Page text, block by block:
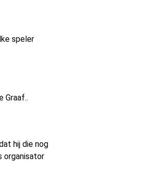
speler
Graaf..
hij die nog
organisator